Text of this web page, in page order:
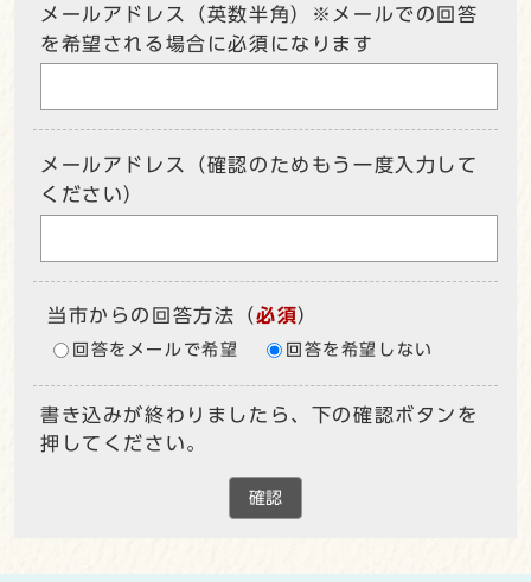
メールアドレス（英数半角）※メールでの回答
を希望される場合に必須になります
メールアドレス（確認のためもう一度入力して
ください）
当市からの回答方法 （必須）
回答をメールで希望 回答を希望しない
書き込みが終わりましたら、下の確認ボタンを
押してください。
確認